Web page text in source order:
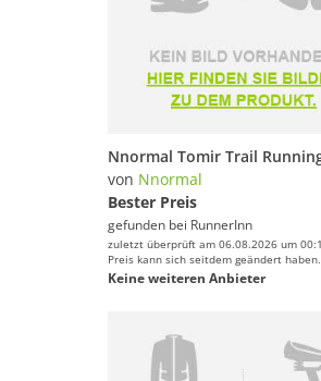
von Nnormal
Bester Preis
gefunden bei RunnerInn
zuletzt überprüft am 06.08.2026 um
Preis kann sich seitdem geändert haben.
Keine weiteren Anbieter